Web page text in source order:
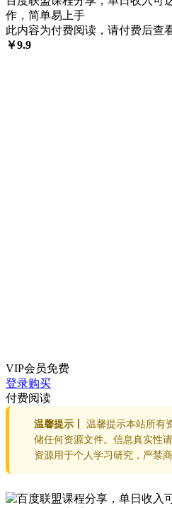
作，简单易上手
此内容为付费阅读，请付费后查
￥9.9
VIP会员免费
登录购买
付费阅读
温馨提示丨
温馨提示本站所有
储任何资源文件。信息真实性
资源用于个人学习研究，严禁